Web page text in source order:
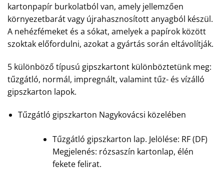
kartonpapír burkolatból van, amely jellemzően
környezetbarát vagy újrahasznosított anyagból készül.
A nehézfémeket és a sókat, amelyek a papírok között
szoktak előfordulni, azokat a gyártás során eltávolítják.
5 különböző típusú gipszkartont különböztetünk meg:
tűzgátló, normál, impregnált, valamint tűz- és vízálló
gipszkarton lapok.
Tűzgátló gipszkarton Nagykovácsi közelében
Tűzgátló gipszkarton lap. Jelölése: RF (DF)
Megjelenés: rózsaszín kartonlap, élén
fekete felirat.